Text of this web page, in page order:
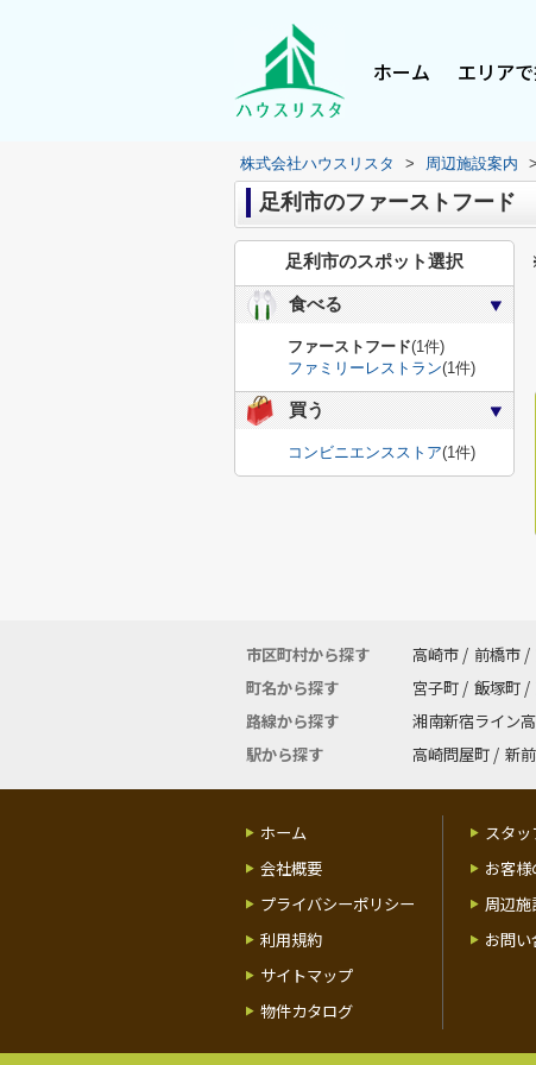
ホーム エリア
株式会社ハウスリスタ > 周辺施設案内 >
足利市のファーストフード
足利市のスポット選択
食べる
ファーストフード(1件)
ファミリーレストラン(1件)
買う
コンビニエンスストア(1件)
市区町村から探す 高崎市 / 前橋市 /
町名から探す
宮子町 / 飯塚町 /
路線から探す
湘南新宿ライン
駅から探す
高崎問屋町 / 新
ホーム
会社概要
プライバシーポリシー
利用規約
サイトマップ
物件カタログ
スタ
お客様
周辺施
お問い